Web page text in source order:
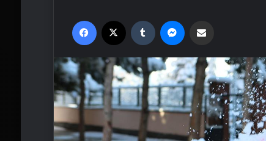
Facebook Tumblr